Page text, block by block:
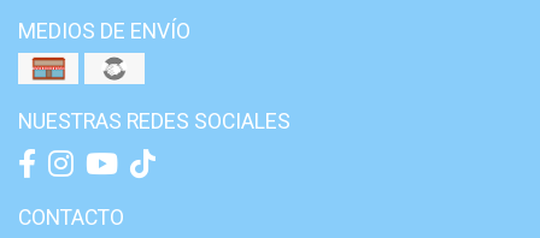
MEDIOS DE ENVÍO
NUESTRAS REDES SOCIALES
CONTACTO